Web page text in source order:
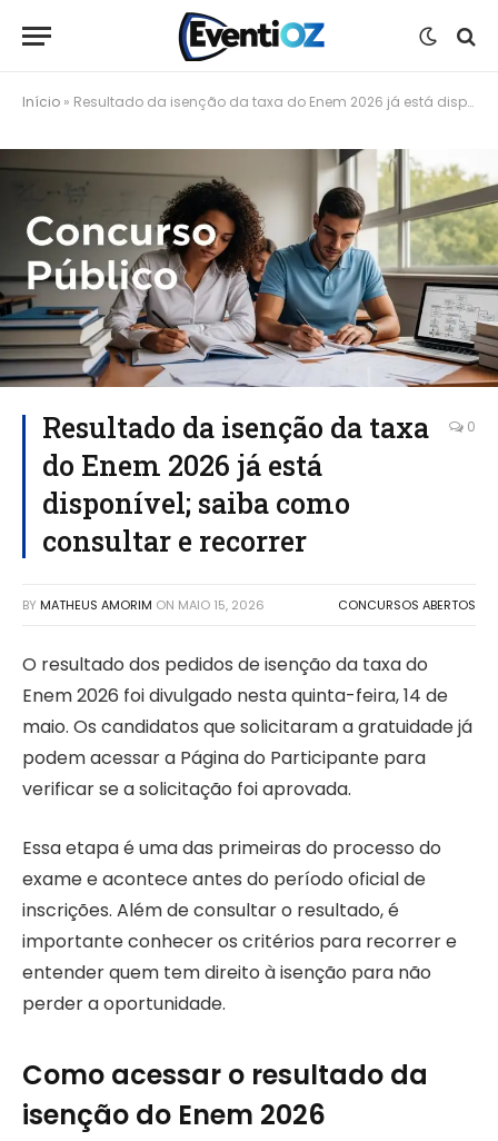
Início » Resultado da isenção da taxa do Enem 2026 já está disponível; saiba como consultar e recorrer
Resultado da isenção da taxa
do Enem 2026 já está
disponível; saiba como
consultar e recorrer
0
BY MATHEUS AMORIM ON MAIO 15, 2026 CONCURSOS ABERTOS
O resultado dos pedidos de isenção da taxa do
Enem 2026 foi divulgado nesta quinta-feira, 14 de
maio. Os candidatos que solicitaram a gratuidade já
podem acessar a Página do Participante para
verificar se a solicitação foi aprovada.
Essa etapa é uma das primeiras do processo do
exame e acontece antes do período oficial de
inscrições. Além de consultar o resultado, é
importante conhecer os critérios para recorrer e
entender quem tem direito à isenção para não
perder a oportunidade.
Como acessar o resultado da
isenção do Enem 2026